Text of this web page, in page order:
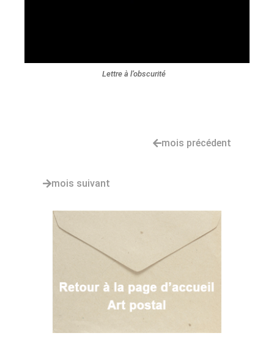
Lettre à l’obscurité
mois précédent
mois suivant